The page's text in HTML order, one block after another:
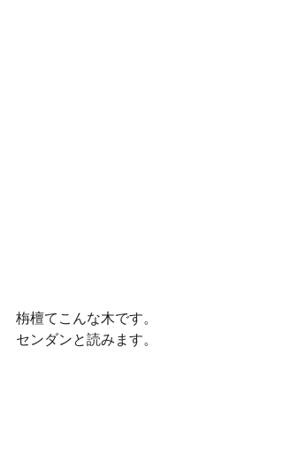
栴檀てこんな木です。
センダンと読みます。